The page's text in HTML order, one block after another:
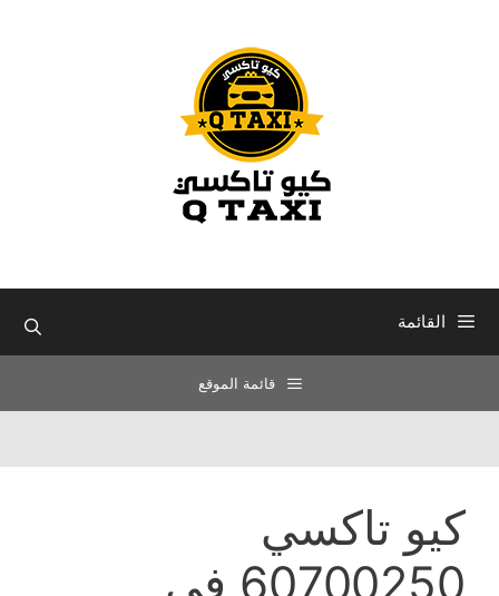
القائمة
قائمة الموقع
كيو تاكسي
60700250 في